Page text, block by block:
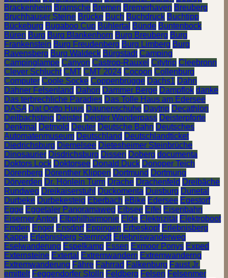
Brackenheim Bramsche Bremen Bremerhaven Breuberg
Bruchhauser Steine Brücke Buch Buchdruck Buchtipp
Bückeburg Bugaboo Cup Bühlertal Bünde Buntenbock
Büren Burg Burg Blankenhorn Burg Breuberg Burg
Frankenstein Burg Freudenberg Burg Limberg Burg
Ravensberg Burg Waldeck Bürgstadt Camping
Campinglampe Canyon Castrop-Rauxel Citytrip Cleebronn
Clever Schlucht CMT CMT 2024 Cocoon Collenburg
Computer Coole Socke Coppenbrügge Dachs1 Dahn
Dahner Felsenland Dahon Dammer Berge Dampflok danke
Das terbrechliche Paradies Das Tolle Haus am Edersee
DASA Dat Ootto Huus Daunenschuhe Daytrip Decathlon
Deilbachsteig Deister Deister Wanderpass Deisterpforte
Denkmal
Detmold Deuter Deutsche Bahn Deutsches
Automatenmuseum Deutschland Deutschlandticket
Diedrichsburg Diemelsee Dietesheimer Steinbrüche
Dinosaurier Disdrichsburg Dissen Doberg documenta
Doktors Lock Doktorsee Donald Duck Donoper Teich
Dörenberg Dörenther Klippen Dortmund Dortmung
Dörverden Dr. Hönlein Turm Drache Drachenfeld Dreibäche
Rundweg Dreikaiserstuhl Duckomenta Duisburg Dunetal
Durbeke Durbekesteig Eberbach eBike Edersee Egestorf
Egge Eggetaler Panoramaweg Eibsee Eifel Eisenbahn
Eiserner Anton Elbphilharmonie Elde Elektrizität Elektroboot
Emden Enger Ensdorf Eppingen Erbeskopf Erlebnisberg
Kappe Erlebnisberg Sternrodt Erlebniswanderweg
Eselwanderung Espelkamp Essen Exmoor Ponys Exped
Externsteine Extertal Extremwandern Extremwanderng
Extremwanderung Fähre Fahrrad Falkenburg Faust Jr.
emittelt Feggendorfer Stolln Feldberg Felsen Felsenmer